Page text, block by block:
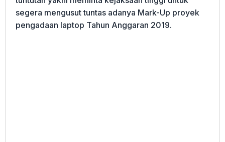
segera mengusut tuntas adanya Mark-Up proyek
pengadaan laptop Tahun Anggaran 2019.